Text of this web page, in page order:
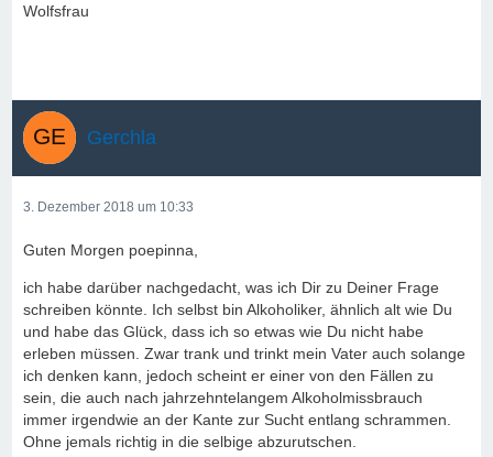
Wolfsfrau
Gerchla
3. Dezember 2018 um 10:33
Guten Morgen poepinna,
ich habe darüber nachgedacht, was ich Dir zu Deiner Frage
schreiben könnte. Ich selbst bin Alkoholiker, ähnlich alt wie Du
und habe das Glück, dass ich so etwas wie Du nicht habe
erleben müssen. Zwar trank und trinkt mein Vater auch solange
ich denken kann, jedoch scheint er einer von den Fällen zu
sein, die auch nach jahrzehntelangem Alkoholmissbrauch
immer irgendwie an der Kante zur Sucht entlang schrammen.
Ohne jemals richtig in die selbige abzurutschen.